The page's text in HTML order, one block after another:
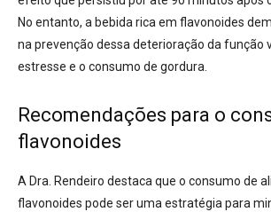
No entanto, a bebida rica em flavonoides
na prevenção dessa deterioração da função
estresse e o consumo de gordura.
Recomendações para o
flavonoides
A Dra. Rendeiro destaca que o consumo de
flavonoides pode ser uma estratégia para